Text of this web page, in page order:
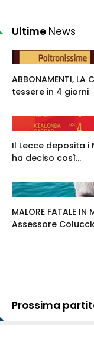
Ultime News
ABBONAMENTI, LA
tessere in 4 giorni
Il Lecce deposita i
ha deciso così...
MALORE FATALE
Assessore
Prossima